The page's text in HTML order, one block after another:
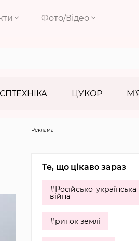
Фото/Відео
ЦУКОР
Реклама
Те, що цікаво зараз
#Російсько_українська
війна
#ринок землі